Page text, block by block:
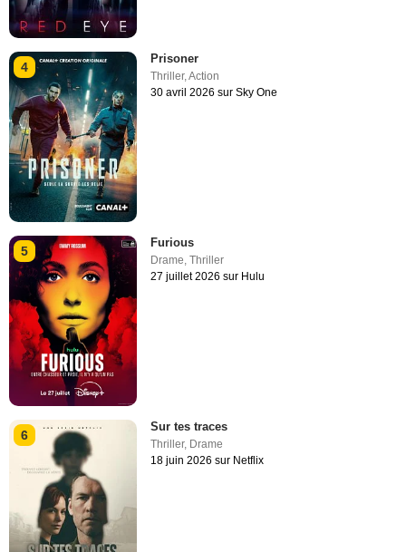
4
Prisoner
Thriller,Action
30 avril 2026 sur Sky One
5
Furious
Drame,Thriller
27 juillet 2026 sur Hulu
6
Sur tes traces
Thriller, Drame
18 juin 2026 sur Netflix